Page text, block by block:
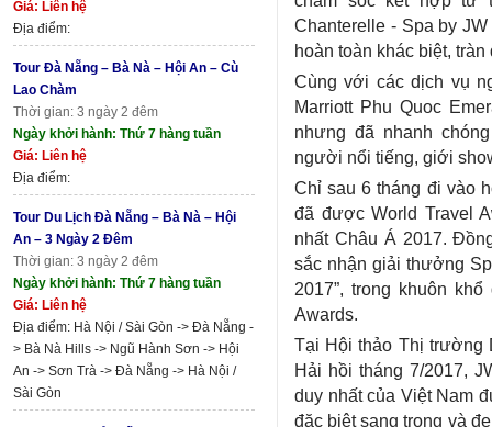
Giá: Liên hệ
Địa điểm:
Tour Đà Nẵng – Bà Nà – Hội An – Cù
Lao Chàm
Thời gian: 3 ngày 2 đêm
Ngày khởi hành: Thứ 7 hàng tuần
Giá: Liên hệ
Địa điểm:
Tour Du Lịch Đà Nẵng – Bà Nà – Hội
An – 3 Ngày 2 Đêm
Thời gian: 3 ngày 2 đêm
Ngày khởi hành: Thứ 7 hàng tuần
Giá: Liên hệ
Địa điểm: Hà Nội / Sài Gòn -> Đà Nẵng -
> Bà Nà Hills -> Ngũ Hành Sơn -> Hội
An -> Sơn Trà -> Đà Nẵng -> Hà Nội /
Sài Gòn
Chanterelle - Spa by
hoàn toàn khác biệt,
Cùng với các dịch vụ
Marriott Phu Quoc
nhưng đã nhanh
người nổi tiếng, giới
Chỉ sau 6 tháng đi vào
đã được World Travel
nhất Châu Á 2017.
sắc nhận giải thưởng
2017”, trong khuôn
Awards.
Tại Hội thảo Thị trường
Hải hồi tháng 7/2017,
duy nhất của Việt Nam
đặc biệt sang trọng và